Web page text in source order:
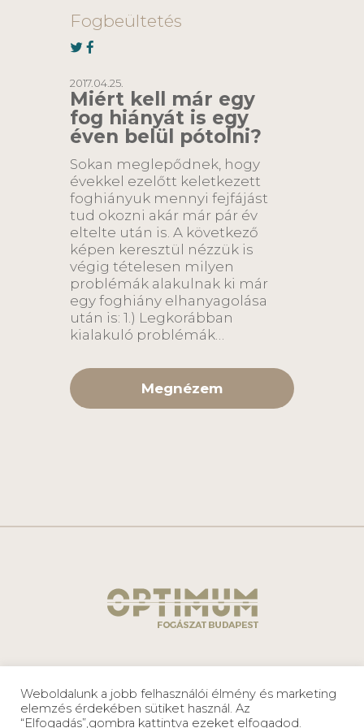
Fogbeültetés
2017.04.25.
Miért kell már egy
fog hiányát is egy
éven belül pótolni?
Sokan meglepődnek, hogy
évekkel ezelőtt keletkezett
foghiányuk mennyi fejfájást
tud okozni akár már pár év
eltelte után is. A következő
képen keresztül nézzük is
végig tételesen milyen
problémák alakulnak ki már
egy foghiány elhanyagolása
után is: 1.) Legkorábban
kialakuló problémák…
Megnézem
Adatkezelési
tájékoztató
Optimum
Fogászat®
2026
Weboldalunk a jobb felhasználói élmény és marketing
elemzés érdekében sütiket használ. Az
“Elfogadás”,gombra kattintva ezeket elfogadod.